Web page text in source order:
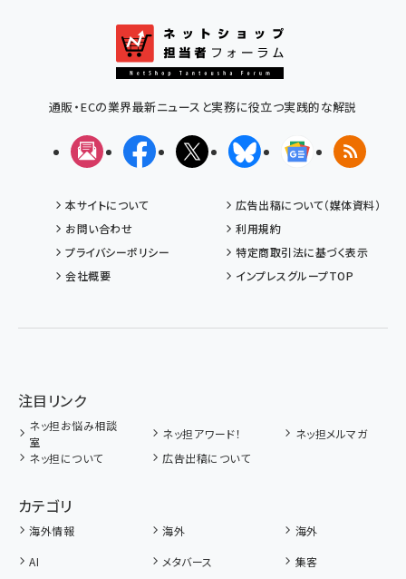
通販・ECの業界最新ニュースと実務に役立つ実践的な解説
メルマガFacebookX(エックス)BlueskyGoogleニュ
RSS
本サイトについて
広告出稿について（媒体資料）
お問い合わせ
利用規約
プライバシーポリシー
特定商取引法に基づく表示
会社概要
インプレスグループTOP
注目リンク
ネッ担お悩み相談
室
ネッ担アワード！
ネッ担メルマガ
ネッ担について
広告出稿について
カテゴリ
海外情報 海外
海外
AI
メタバース
集客